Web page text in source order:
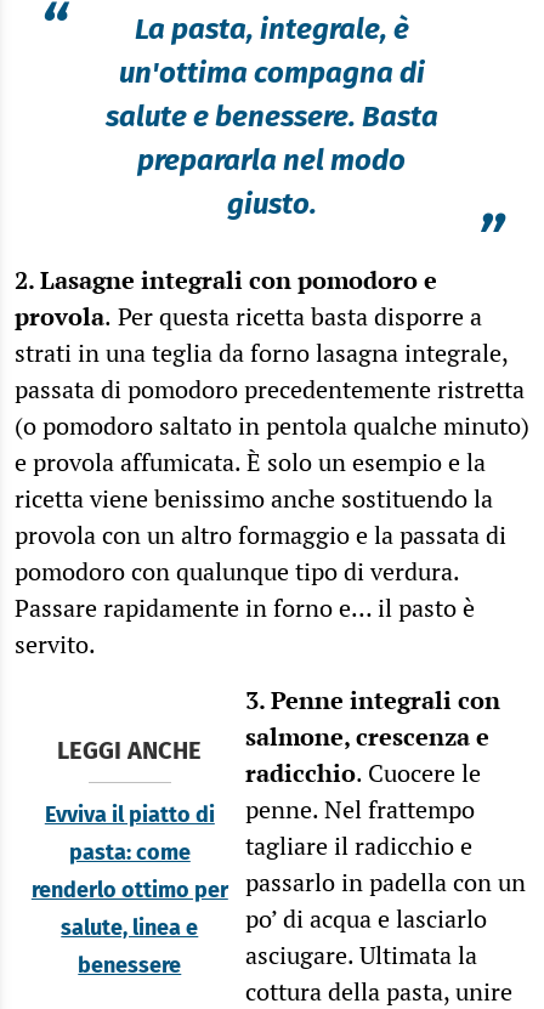
“
La pasta, integrale, è
un'ottima compagna di
salute e benessere. Basta
prepararla nel modo
giusto.
”
2. Lasagne integrali con pomodoro e
provola. Per questa ricetta basta disporre a
strati in una teglia da forno lasagna integrale,
passata di pomodoro precedentemente ristretta
(o pomodoro saltato in pentola qualche minuto)
e provola affumicata. È solo un esempio e la
ricetta viene benissimo anche sostituendo la
provola con un altro formaggio e la passata di
pomodoro con qualunque tipo di verdura.
Passare rapidamente in forno e… il pasto è
servito.
LEGGI ANCHE
Evviva il piatto di
pasta: come
renderlo ottimo per
salute, linea e
benessere
3. Penne integrali con
salmone, crescenza e
radicchio. Cuocere le
penne. Nel frattempo
tagliare il radicchio e
passarlo in padella con un
po’ di acqua e lasciarlo
asciugare. Ultimata la
cottura della pasta, unire